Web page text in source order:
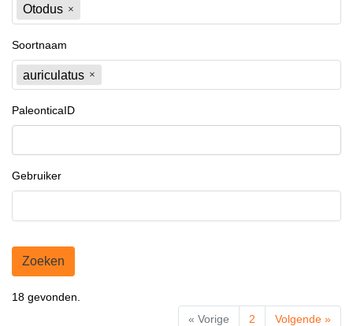
Otodus
Soortnaam
auriculatus
PaleonticaID
Gebruiker
Zoeken
18 gevonden.
« Vorige
2 Volgende »